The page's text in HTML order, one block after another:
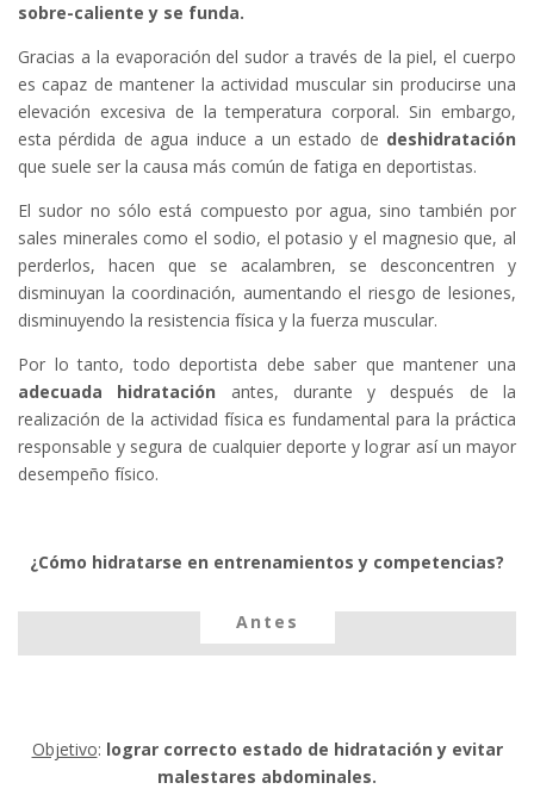
sobre-caliente y se funda.
Gracias a la evaporación del sudor a través de la piel, el cuerpo
es capaz de mantener la actividad muscular sin producirse una
elevación excesiva de la temperatura corporal. Sin embargo,
esta pérdida de agua induce a un estado de deshidratación
que suele ser la causa más común de fatiga en deportistas.
El sudor no sólo está compuesto por agua, sino también por
sales minerales como el sodio, el potasio y el magnesio que, al
perderlos, hacen que se acalambren, se desconcentren y
disminuyan la coordinación, aumentando el riesgo de lesiones,
disminuyendo la resistencia física y la fuerza muscular.
Por lo tanto, todo deportista debe saber que mantener una
adecuada hidratación antes, durante y después de la
realización de la actividad física es fundamental para la práctica
responsable y segura de cualquier deporte y lograr así un mayor
desempeño físico.
¿Cómo hidratarse en entrenamientos y competencias?
Antes
Objetivo: lograr correcto estado de hidratación y evitar
malestares abdominales.